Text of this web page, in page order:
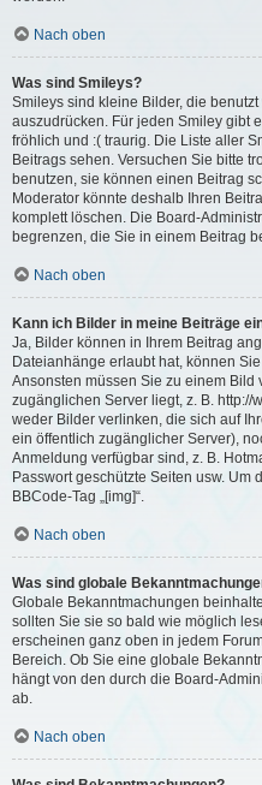
Nach oben
Was sind Smileys?
Smileys sind kleine Bilder, die
auszudrücken. Für jeden Smiley gibt
fröhlich und :( traurig. Die Liste aller
Beitrags sehen. Versuchen Sie bitte
benutzen, sie können einen Beitrag
Moderator könnte deshalb Ihren
komplett löschen. Die Board-
begrenzen, die Sie in einem Beitrag
Nach oben
Kann ich Bilder in meine Beiträge
Ja, Bilder können in Ihrem Beitrag
Dateianhänge erlaubt hat, können
Ansonsten müssen Sie zu einem Bild
zugänglichen Server liegt, z. B. http://
weder Bilder verlinken, die sich auf
ein öffentlich zugänglicher Server),
Anmeldung verfügbar sind, z. B.
Passwort geschützte Seiten usw. Um
BBCode-Tag „[img]“.
Nach oben
Was sind globale
Globale Bekanntmachungen
sollten Sie sie so bald wie möglich
erscheinen ganz oben in jedem
Bereich. Ob Sie eine globale
hängt von den durch die Board-
ab.
Nach oben